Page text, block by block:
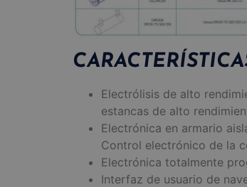
Electrólisis de alto
estancas de alto
Electrónica en armario
Control electrónico de la
Electrónica totalmente
Interfaz de usuario de